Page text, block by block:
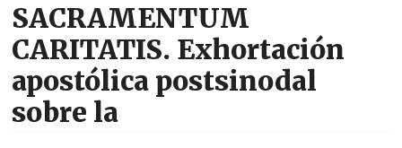
SACRAMENTUM
CARITATIS. Exhortación
apostólica postsinodal
sobre la